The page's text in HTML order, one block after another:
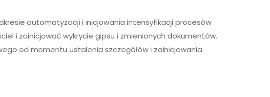
automatyzacji i inicjowania intensyfikacji procesów
i zainicjować wykrycie gipsu i zmienionych dokumentów.
od momentu ustalenia szczegółów i zainicjowania